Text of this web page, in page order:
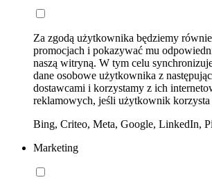
Za zgodą użytkownika będziemy
promocjach i pokazywać mu
naszą witryną. W tym celu
dane osobowe użytkownika z
dostawcami i korzystamy z ich
reklamowych, jeśli użytkownik korzysta
Bing, Criteo, Meta, Google, LinkedIn,
Marketing